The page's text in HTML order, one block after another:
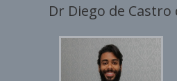
Dr Diego de Castro